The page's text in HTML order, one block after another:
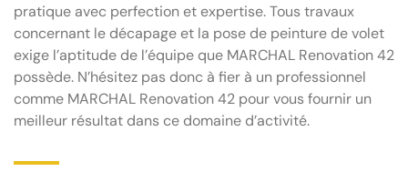
pratique avec perfection et expertise. Tous travaux
concernant le décapage et la pose de peinture de volet
exige l’aptitude de l’équipe que MARCHAL Renovation 42
possède. N’hésitez pas donc à fier à un professionnel
comme MARCHAL Renovation 42 pour vous fournir un
meilleur résultat dans ce domaine d’activité.